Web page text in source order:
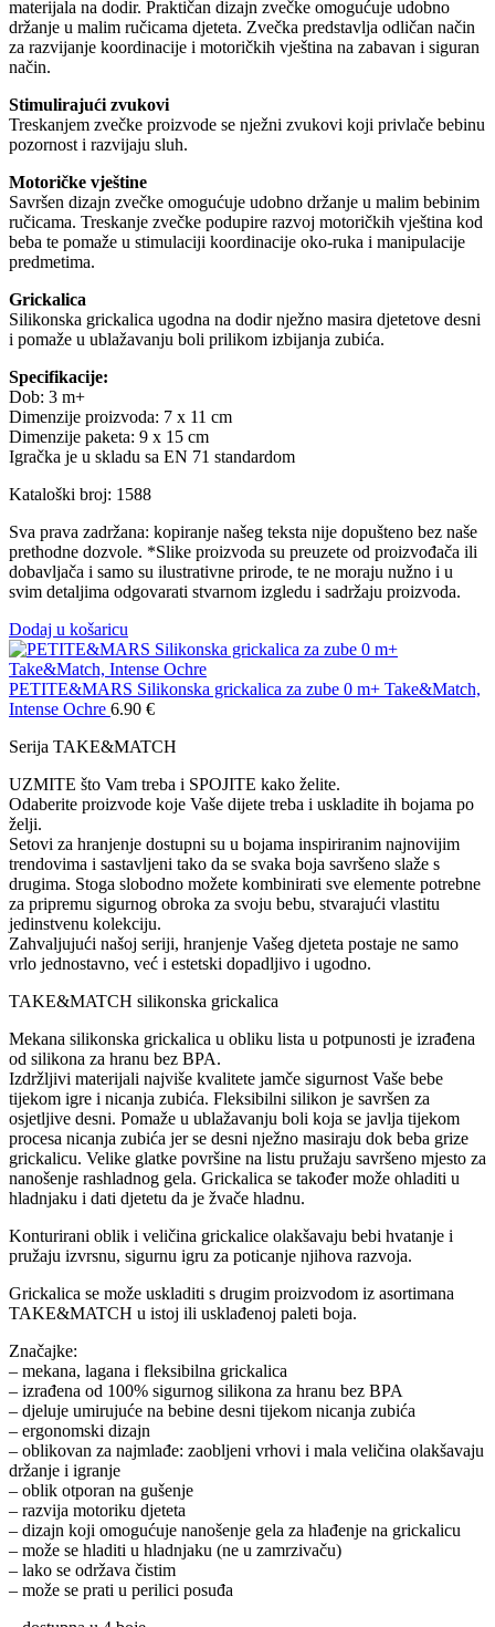
materijala na dodir. Praktičan dizajn zvečke omogućuje udobno
držanje u malim ručicama djeteta. Zvečka predstavlja odličan način
za razvijanje koordinacije i motoričkih vještina na zabavan i siguran
način.
Stimulirajući zvukovi
Treskanjem zvečke proizvode se nježni zvukovi koji privlače bebinu
pozornost i razvijaju sluh.
Motoričke vještine
Savršen dizajn zvečke omogućuje udobno držanje u malim bebinim
ručicama. Treskanje zvečke podupire razvoj motoričkih vještina kod
beba te pomaže u stimulaciji koordinacije oko-ruka i manipulacije
predmetima.
Grickalica
Silikonska grickalica ugodna na dodir nježno masira djetetove desni
i pomaže u ublažavanju boli prilikom izbijanja zubića.
Specifikacije:
Dob: 3 m+
Dimenzije proizvoda: 7 x 11 cm
Dimenzije paketa: 9 x 15 cm
Igračka je u skladu sa EN 71 standardom
Kataloški broj: 1588
Sva prava zadržana: kopiranje našeg teksta nije dopušteno bez naše
prethodne dozvole. *Slike proizvoda su preuzete od proizvođača ili
dobavljača i samo su ilustrativne prirode, te ne moraju nužno i u
svim detaljima odgovarati stvarnom izgledu i sadržaju proizvoda.
Dodaj u košaricu
PETITE&MARS Silikonska grickalica za zube 0 m+ Take&Match,
Intense Ochre 6.90 €
Serija TAKE&MATCH
UZMITE što Vam treba i SPOJITE kako želite.
Odaberite proizvode koje Vaše dijete treba i uskladite ih bojama po
želji.
Setovi za hranjenje dostupni su u bojama inspiriranim najnovijim
trendovima i sastavljeni tako da se svaka boja savršeno slaže s
drugima. Stoga slobodno možete kombinirati sve elemente potrebne
za pripremu sigurnog obroka za svoju bebu, stvarajući vlastitu
jedinstvenu kolekciju.
Zahvaljujući našoj seriji, hranjenje Vašeg djeteta postaje ne samo
vrlo jednostavno, već i estetski dopadljivo i ugodno.
TAKE&MATCH silikonska grickalica
Mekana silikonska grickalica u obliku lista u potpunosti je izrađena
od silikona za hranu bez BPA.
Izdržljivi materijali najviše kvalitete jamče sigurnost Vaše bebe
tijekom igre i nicanja zubića. Fleksibilni silikon je savršen za
osjetljive desni. Pomaže u ublažavanju boli koja se javlja tijekom
procesa nicanja zubića jer se desni nježno masiraju dok beba grize
grickalicu. Velike glatke površine na listu pružaju savršeno mjesto za
nanošenje rashladnog gela. Grickalica se također može ohladiti u
hladnjaku i dati djetetu da je žvače hladnu.
Konturirani oblik i veličina grickalice olakšavaju bebi hvatanje i
pružaju izvrsnu, sigurnu igru za poticanje njihova razvoja.
Grickalica se može uskladiti s drugim proizvodom iz asortimana
TAKE&MATCH u istoj ili usklađenoj paleti boja.
Značajke:
– mekana, lagana i fleksibilna grickalica
– izrađena od 100% sigurnog silikona za hranu bez BPA
– djeluje umirujuće na bebine desni tijekom nicanja zubića
– ergonomski dizajn
– oblikovan za najmlađe: zaobljeni vrhovi i mala veličina olakšavaju
držanje i igranje
– oblik otporan na gušenje
– razvija motoriku djeteta
– dizajn koji omogućuje nanošenje gela za hlađenje na grickalicu
– može se hladiti u hladnjaku (ne u zamrzivaču)
– lako se održava čistim
– može se prati u perilici posuđa